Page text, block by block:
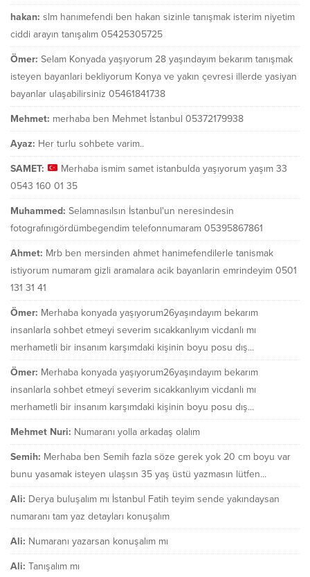
hakan: slm hanımefendi ben hakan sizinle tanışmak isterim niyetim
ciddi arayın tanışalım 05425305725
Ömer: Selam Konyada yaşıyorum 28 yaşındayım bekarım tanışmak
isteyen bayanlari bekliyorum Konya ve yakın çevresi illerde yasiyan
bayanlar ulaşabilirsiniz 05461841738
Mehmet: merhaba ben Mehmet İstanbul 05372179938
Ayaz: Her turlu sohbete varim..
SAMET:
Merhaba ismim samet istanbulda yaşıyorum yaşım 33
0543 160 01 35
Muhammed: Selamnasılsın İstanbul'un neresindesin
fotografınıgördümbegendim telefonnumaram 05395867861
Ahmet: Mrb ben mersinden ahmet hanimefendilerle tanismak
istiyorum numaram gizli aramalara acik bayanlarin emrindeyim 0501
131 31 41
Ömer: Merhaba konyada yaşıyorum26yaşındayım bekarım
insanlarla sohbet etmeyi severim sıcakkanlıyım vicdanlı mı
merhametli bir insanım karşımdaki kişinin boyu posu dış...
Ömer: Merhaba konyada yaşıyorum26yaşındayım bekarım
insanlarla sohbet etmeyi severim sıcakkanlıyım vicdanlı mı
merhametli bir insanım karşımdaki kişinin boyu posu dış...
Mehmet Nuri: Numaranı yolla arkadaş olalım
Semih: Merhaba ben Semih fazla söze gerek yok 20 cm boyu var
bunu yasamak isteyen ulaşsın 35 yaş üstü yazmasın lütfen...
Ali: Derya buluşalım mı İstanbul Fatih teyim sende yakındaysan
numaranı tam yaz detayları konuşalım
Ali: Numaranı yazarsan konuşalım mı
Ali: Tanışalım mı